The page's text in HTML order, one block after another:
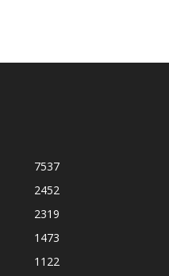
7537
2452
2319
1473
1122